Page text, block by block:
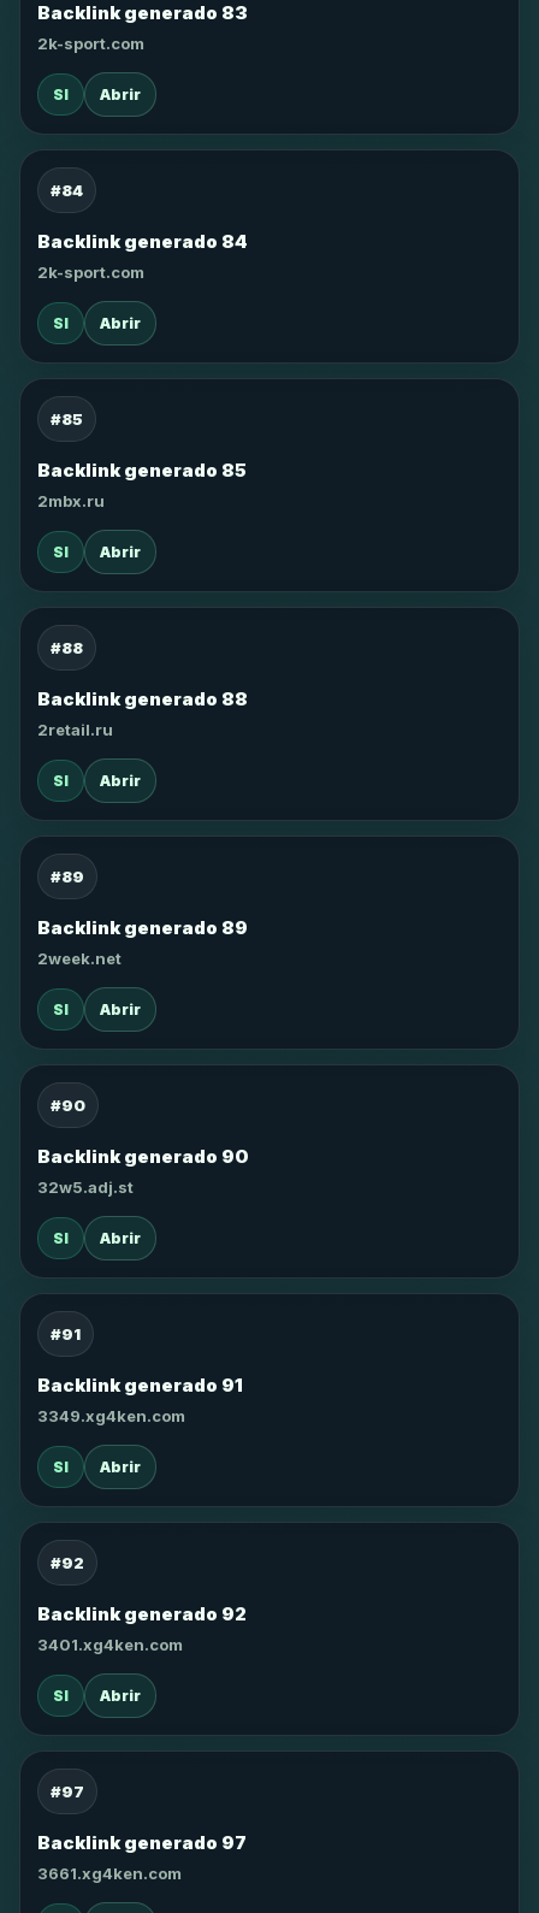
Backlink generado 83
2k-sport.com
SI Abrir
#84
Backlink generado 84
2k-sport.com
SI Abrir
#85
Backlink generado 85
2mbx.ru
SI Abrir
#88
Backlink generado 88
2retail.ru
SI Abrir
#89
Backlink generado 89
2week.net
SI Abrir
#90
Backlink generado 90
32w5.adj.st
SI Abrir
#91
Backlink generado 91
3349.xg4ken.com
SI Abrir
#92
Backlink generado 92
3401.xg4ken.com
SI Abrir
#97
Backlink generado 97
3661.xg4ken.com